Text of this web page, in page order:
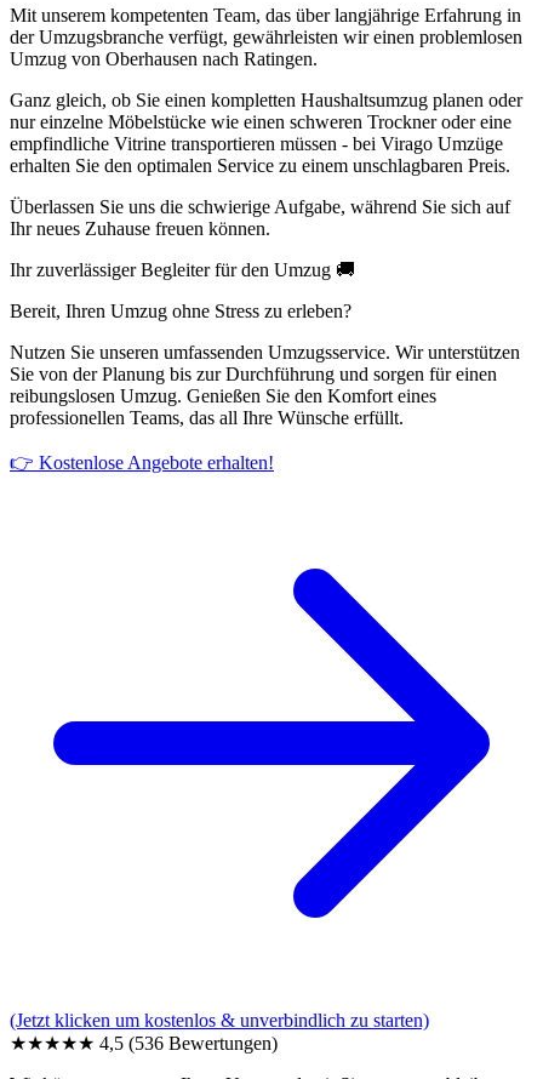
Mit unserem kompetenten Team, das über langjährige Erfahrung in
der Umzugsbranche verfügt, gewährleisten wir einen problemlosen
Umzug von Oberhausen nach Ratingen.
Ganz gleich, ob Sie einen kompletten Haushaltsumzug planen oder
nur einzelne Möbelstücke wie einen schweren Trockner oder eine
empfindliche Vitrine transportieren müssen - bei Virago Umzüge
erhalten Sie den optimalen Service zu einem unschlagbaren Preis.
Überlassen Sie uns die schwierige Aufgabe, während Sie sich auf
Ihr neues Zuhause freuen können.
Ihr zuverlässiger Begleiter für den Umzug 🚚
Bereit, Ihren Umzug ohne Stress zu erleben?
Nutzen Sie unseren umfassenden Umzugsservice. Wir unterstützen
Sie von der Planung bis zur Durchführung und sorgen für einen
reibungslosen Umzug. Genießen Sie den Komfort eines
professionellen Teams, das all Ihre Wünsche erfüllt.
👉 Kostenlose Angebote erhalten!
(Jetzt klicken um kostenlos & unverbindlich zu starten)
★★★★★ 4,5 (536 Bewertungen)